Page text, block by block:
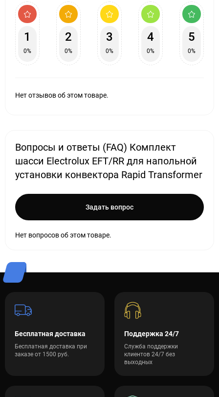
1
0%
2
0%
3
0%
4
0%
5
0%
Нет отзывов об этом товаре.
Вопросы и ответы (FAQ) Комплект
шасси Electrolux EFT/RR для напольной
установки конвектора Rapid Transformer
Задать вопрос
Нет вопросов об этом товаре.
Бесплатная доставка
Бесплатная доставка при
заказе от 1500 руб.
Поддержка 24/7
Служба поддержки
клиентов 24/7 без
выходных